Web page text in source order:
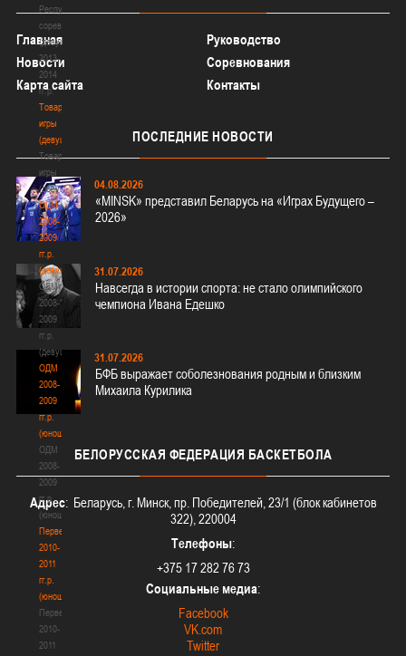
Республиканские
соревнования
(девушки)
2013-
2014
гг.р.
Товарищеские
игры
(девушки)
Товарищеские
игры
(девушки)
ОДМ
2008-
2009
гг.р.
(девушки)
ОДМ
2008-
2009
гг.р.
(девушки)
ОДМ
2008-
2009
гг.р.
(юноши)
ОДМ
2008-
2009
гг.р.
(юноши)
Первенство
2010-
2011
гг.р.
(юноши)
Первенство
2010-
2011
Главная
Руководство
Новости
Соревнования
Карта сайта
Контакты
ПОСЛЕДНИЕ НОВОСТИ
04.08.2026
«MINSK» представил Беларусь на «Играх Будущего –
2026»
31.07.2026
Навсегда в истории спорта: не стало олимпийского
чемпиона Ивана Едешко
31.07.2026
БФБ выражает соболезнования родным и близким
Михаила Курилика
БЕЛОРУССКАЯ ФЕДЕРАЦИЯ БАСКЕТБОЛА
Адрес: Беларусь, г. Минск, пр. Победителей, 23/1 (блок кабинетов
322), 220004
Телефоны:
+375 17 282 76 73
Социальные медиа:
Facebook
VK.com
Twitter